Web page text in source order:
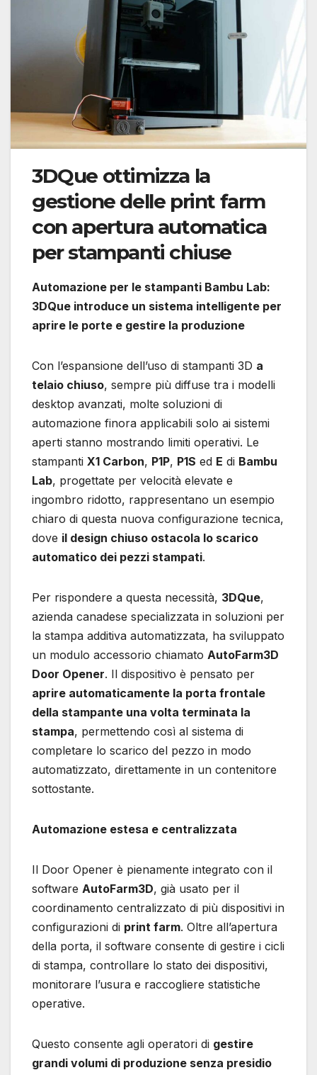
3DQue ottimizza la
gestione delle print farm
con apertura automatica
per stampanti chiuse
Automazione per le stampanti Bambu Lab:
3DQue introduce un sistema intelligente per
aprire le porte e gestire la produzione
Con l’espansione dell’uso di stampanti 3D a
telaio chiuso, sempre più diffuse tra i modelli
desktop avanzati, molte soluzioni di
automazione finora applicabili solo ai sistemi
aperti stanno mostrando limiti operativi. Le
stampanti X1 Carbon, P1P, P1S ed E di Bambu
Lab, progettate per velocità elevate e
ingombro ridotto, rappresentano un esempio
chiaro di questa nuova configurazione tecnica,
dove il design chiuso ostacola lo scarico
automatico dei pezzi stampati.
Per rispondere a questa necessità, 3DQue,
azienda canadese specializzata in soluzioni per
la stampa additiva automatizzata, ha sviluppato
un modulo accessorio chiamato AutoFarm3D
Door Opener. Il dispositivo è pensato per
aprire automaticamente la porta frontale
della stampante una volta terminata la
stampa, permettendo così al sistema di
completare lo scarico del pezzo in modo
automatizzato, direttamente in un contenitore
sottostante.
Automazione estesa e centralizzata
Il Door Opener è pienamente integrato con il
software AutoFarm3D, già usato per il
coordinamento centralizzato di più dispositivi in
configurazioni di print farm. Oltre all’apertura
della porta, il software consente di gestire i cicli
di stampa, controllare lo stato dei dispositivi,
monitorare l’usura e raccogliere statistiche
operative.
Questo consente agli operatori di gestire
grandi volumi di produzione senza presidio